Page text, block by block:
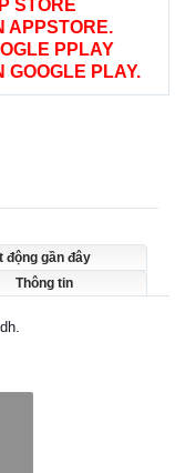
STORE
APPSTORE.
PPLAY
GOOGLE PLAY.
động gần đây
Thông tin